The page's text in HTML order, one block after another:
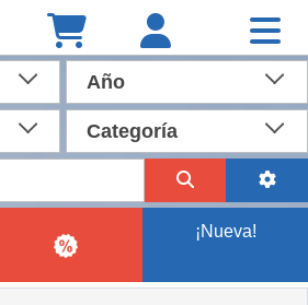
Año
Categoría
¡Nueva!